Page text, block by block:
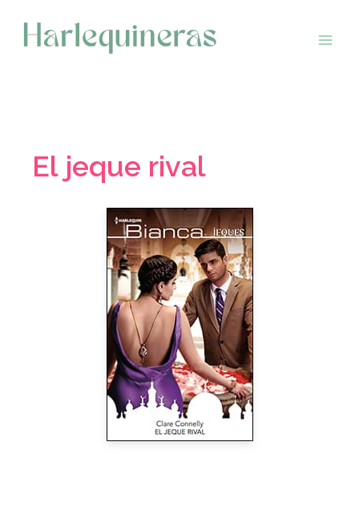
contenido
El jeque rival